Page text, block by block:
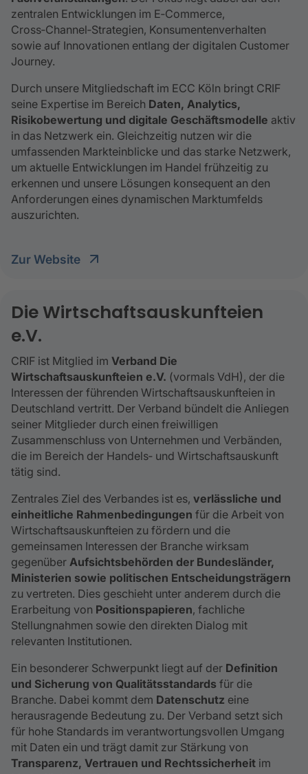
zentralen Entwicklungen im E‑Commerce,
Cross‑Channel‑Strategien, Konsumentenverhalten
sowie auf Innovationen entlang der digitalen Customer
Journey.
Durch unsere Mitgliedschaft im ECC Köln bringt CRIF
seine Expertise im Bereich Daten, Analytics,
Risikobewertung und digitale Geschäftsmodelle aktiv
in das Netzwerk ein. Gleichzeitig nutzen wir die
umfassenden Markteinblicke und das starke Netzwerk,
um aktuelle Entwicklungen im Handel frühzeitig zu
erkennen und unsere Lösungen konsequent an den
Anforderungen eines dynamischen Marktumfelds
auszurichten.
Zur Website
Die Wirtschaftsauskunfteien
e.V.
CRIF ist Mitglied im Verband Die
Wirtschaftsauskunfteien e.V. (vormals VdH), der die
Interessen der führenden Wirtschaftsauskunfteien in
Deutschland vertritt. Der Verband bündelt die Anliegen
seiner Mitglieder durch einen freiwilligen
Zusammenschluss von Unternehmen und Verbänden,
die im Bereich der Handels‑ und Wirtschaftsauskunft
tätig sind.
Zentrales Ziel des Verbandes ist es, verlässliche und
einheitliche Rahmenbedingungen für die Arbeit von
Wirtschaftsauskunfteien zu fördern und die
gemeinsamen Interessen der Branche wirksam
gegenüber Aufsichtsbehörden der Bundesländer,
Ministerien sowie politischen Entscheidungsträgern
zu vertreten. Dies geschieht unter anderem durch die
Erarbeitung von Positionspapieren, fachliche
Stellungnahmen sowie den direkten Dialog mit
relevanten Institutionen.
Ein besonderer Schwerpunkt liegt auf der Definition
und Sicherung von Qualitätsstandards für die
Branche. Dabei kommt dem Datenschutz eine
herausragende Bedeutung zu. Der Verband setzt sich
für hohe Standards im verantwortungsvollen Umgang
mit Daten ein und trägt damit zur Stärkung von
Transparenz, Vertrauen und Rechtssicherheit im